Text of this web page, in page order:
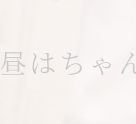
昼はちゃ